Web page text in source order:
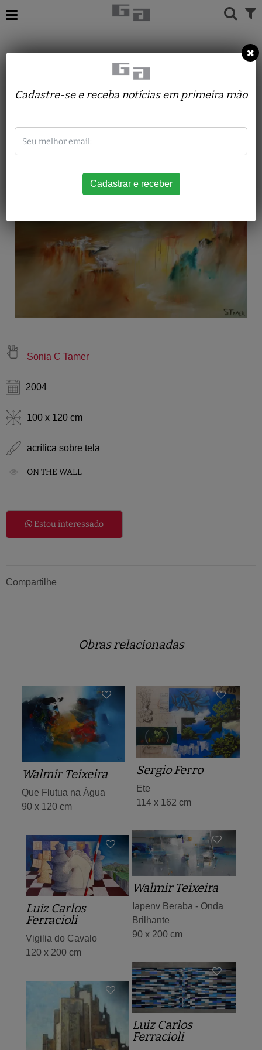
SONIA C TAMER
Oásis
Sonia C Tamer
2004
100 x 120 cm
acrílica sobre tela
ON THE WALL
Estou interessado
Compartilhe
Obras relacionadas
Walmir Teixeira
Que Flutua na Água
90 x 120 cm
Sergio Ferro
Ete
114 x 162 cm
Walmir Teixeira
Iapenv Beraba - Onda
Brilhante
90 x 200 cm
Luiz Carlos
Ferracioli
Vigilia do Cavalo
120 x 200 cm
Luiz Carlos
Ferracioli
Cadastre-se e receba notícias em primeira mão